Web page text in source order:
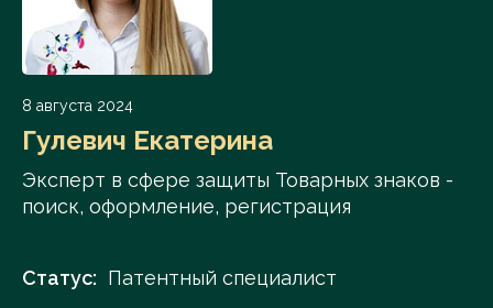
8 августа 2024
Гулевич Екатерина
Эксперт в сфере защиты Товарных знаков -
поиск, оформление, регистрация
Статус: Патентный специалист